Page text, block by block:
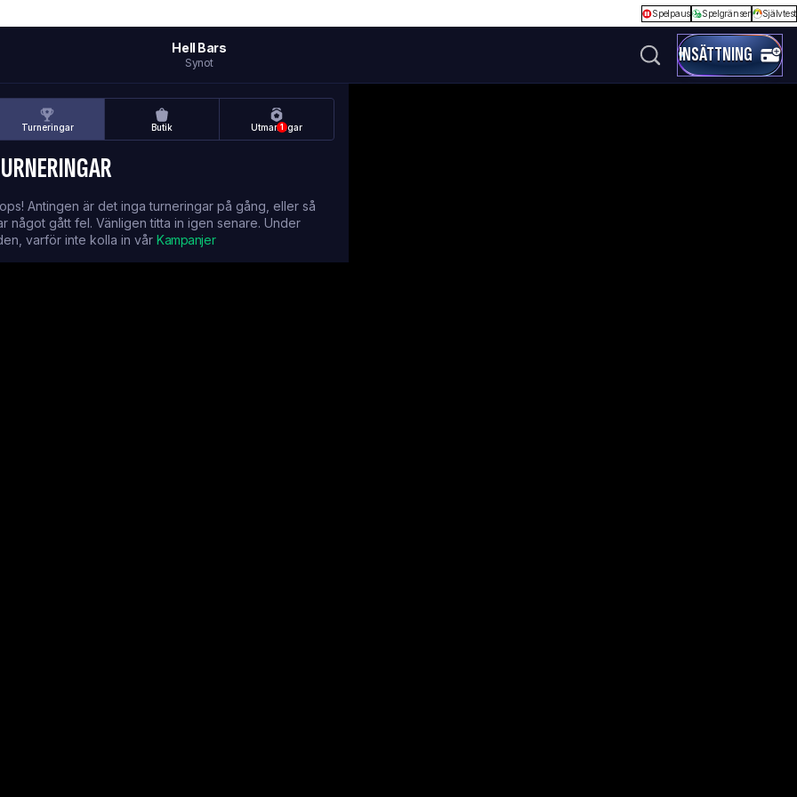
Spelpaus Spelgränser Självtest
Hell Bars
Synot INSÄTTNING
Turneringar Butik 1
Utmaningar
Antingen är det inga turneringar på gång, eller så
något gått fel. Vänligen titta in igen senare. Under
varför inte kolla in vår Kampanjer